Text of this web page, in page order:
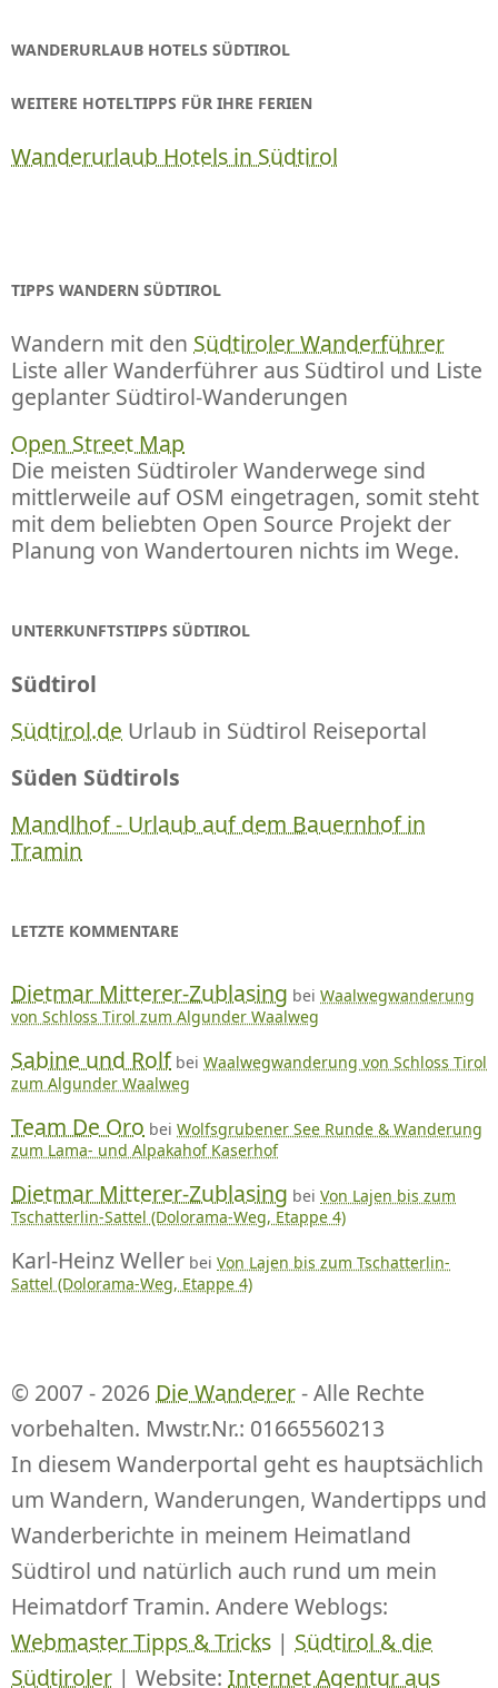
WANDERURLAUB HOTELS SÜDTIROL
WEITERE HOTELTIPPS FÜR IHRE FERIEN
Wanderurlaub Hotels in Südtirol
TIPPS WANDERN SÜDTIROL
Wandern mit den Südtiroler Wanderführer
Liste aller Wanderführer aus Südtirol und Liste
geplanter Südtirol-Wanderungen
Open Street Map
Die meisten Südtiroler Wanderwege sind
mittlerweile auf OSM eingetragen, somit steht
mit dem beliebten Open Source Projekt der
Planung von Wandertouren nichts im Wege.
UNTERKUNFTSTIPPS SÜDTIROL
Südtirol
Südtirol.de Urlaub in Südtirol Reiseportal
Süden Südtirols
Mandlhof - Urlaub auf dem Bauernhof in
Tramin
LETZTE KOMMENTARE
Dietmar Mitterer-Zublasing bei Waalwegwanderung
von Schloss Tirol zum Algunder Waalweg
Sabine und Rolf bei Waalwegwanderung von Schloss Tirol
zum Algunder Waalweg
Team De Oro bei Wolfsgrubener See Runde & Wanderung
zum Lama- und Alpakahof Kaserhof
Dietmar Mitterer-Zublasing bei Von Lajen bis zum
Tschatterlin-Sattel (Dolorama-Weg, Etappe 4)
Karl-Heinz Weller bei Von Lajen bis zum Tschatterlin-
Sattel (Dolorama-Weg, Etappe 4)
© 2007 - 2026 Die Wanderer- Alle Rechte
vorbehalten. Mwstr.Nr.: 01665560213
In diesem Wanderportal geht es hauptsächlich
um Wandern, Wanderungen, Wandertipps und
Wanderberichte in meinem Heimatland
Südtirol und natürlich auch rund um mein
Heimatdorf Tramin. Andere Weblogs:
Webmaster Tipps & Tricks | Südtirol & die
Südtiroler | Website: Internet Agentur aus